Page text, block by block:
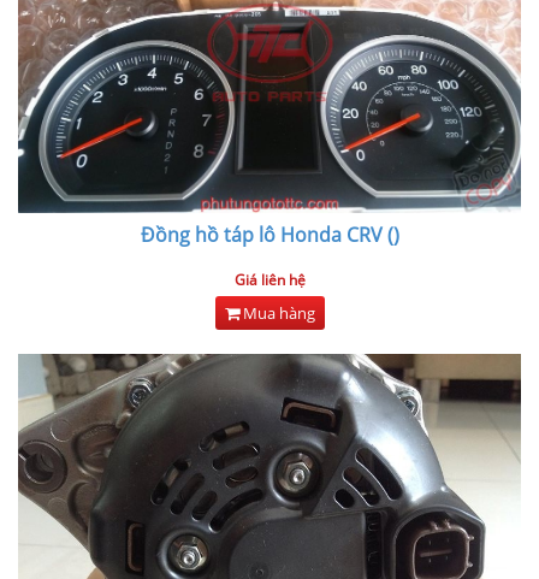
Đồng hồ táp lô Honda CRV ()
Giá liên hệ
Mua hàng